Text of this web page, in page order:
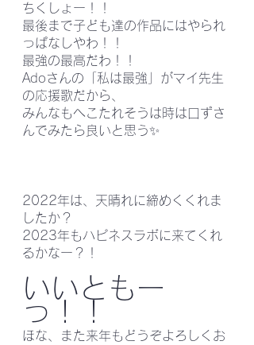
ちくしょー！！
最後まで子ども達の作品にはやられ
っぱなしやわ！！
最強の最高だわ！！
Adoさんの「私は最強」がマイ先生
の応援歌だから、
みんなもへこたれそうは時は口ずさ
んでみたら良いと思う✨
2022年は、天晴れに締めくくれま
したか？
2023年もハピネスラボに来てくれ
るかなー？！
いいともー
っ！！
ほな、また来年もどうぞよろしくお